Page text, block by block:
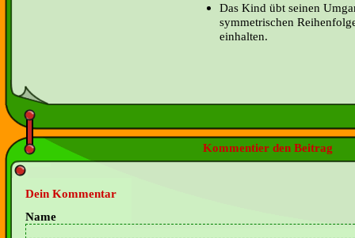
Das Kind übt seinen
symmetrischen
einhalten.
Kommentier den Beitrag
Dein Kommentar
Name